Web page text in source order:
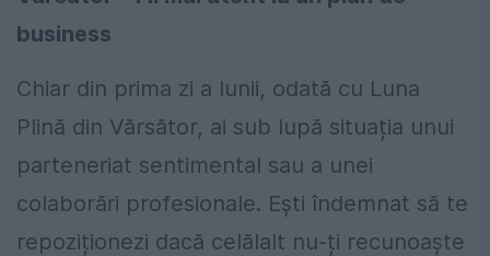
business
Chiar din prima zi a lunii, odată cu Luna
Plină din Vărsător, ai sub lupă situația unui
parteneriat sentimental sau a unei
colaborări profesionale. Ești îndemnat să te
repoziționezi dacă celălalt nu-ți recunoaște